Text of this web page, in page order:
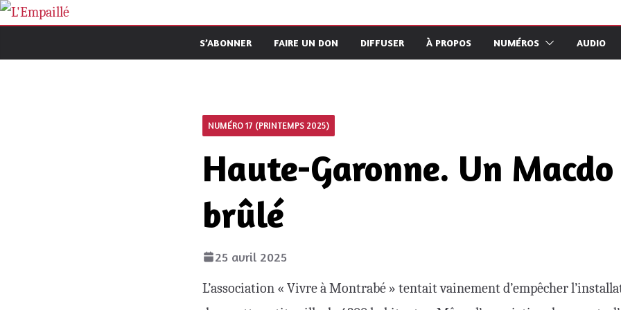
Passer
contenu
S’ABONNER FAIRE UN DON DIFFUSER À PROPOS NUMÉROS AUDIO
NUMÉRO 17 (PRINTEMPS 2025)
Haute-Garonne. Un
brûlé
25 avril 2025
L’association « Vivre à Montrabé » tentait vainement d’empêcher